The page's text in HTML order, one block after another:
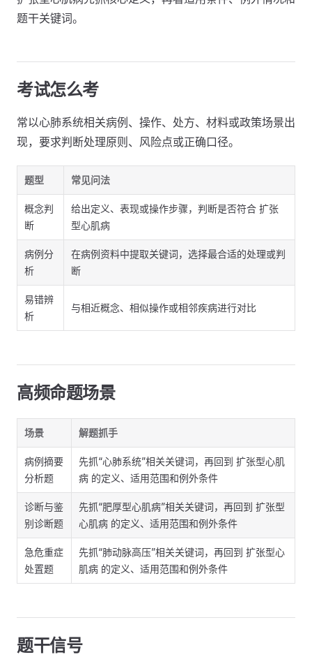
题干关键词。
考试怎么考
常以心肺系统相关病例、操作、处方、材料或政策场景出
现，要求判断处理原则、风险点或正确口径。
题型 常见问法
概念判
断
给出定义、表现或操作步骤，判断是否符合 扩张
型心肌病
病例分
析
在病例资料中提取关键词，选择最合适的处理或判
断
易错辨
析
与相近概念、相似操作或相邻疾病进行对比
高频命题场景
场景 解题抓手
病例摘要
分析题
先抓“心肺系统”相关关键词，再回到 扩张型心肌
病 的定义、适用范围和例外条件
诊断与鉴
别诊断题
先抓“肥厚型心肌病”相关关键词，再回到 扩张型
心肌病 的定义、适用范围和例外条件
急危重症
处置题
先抓“肺动脉高压”相关关键词，再回到 扩张型心
肌病 的定义、适用范围和例外条件
题干信号